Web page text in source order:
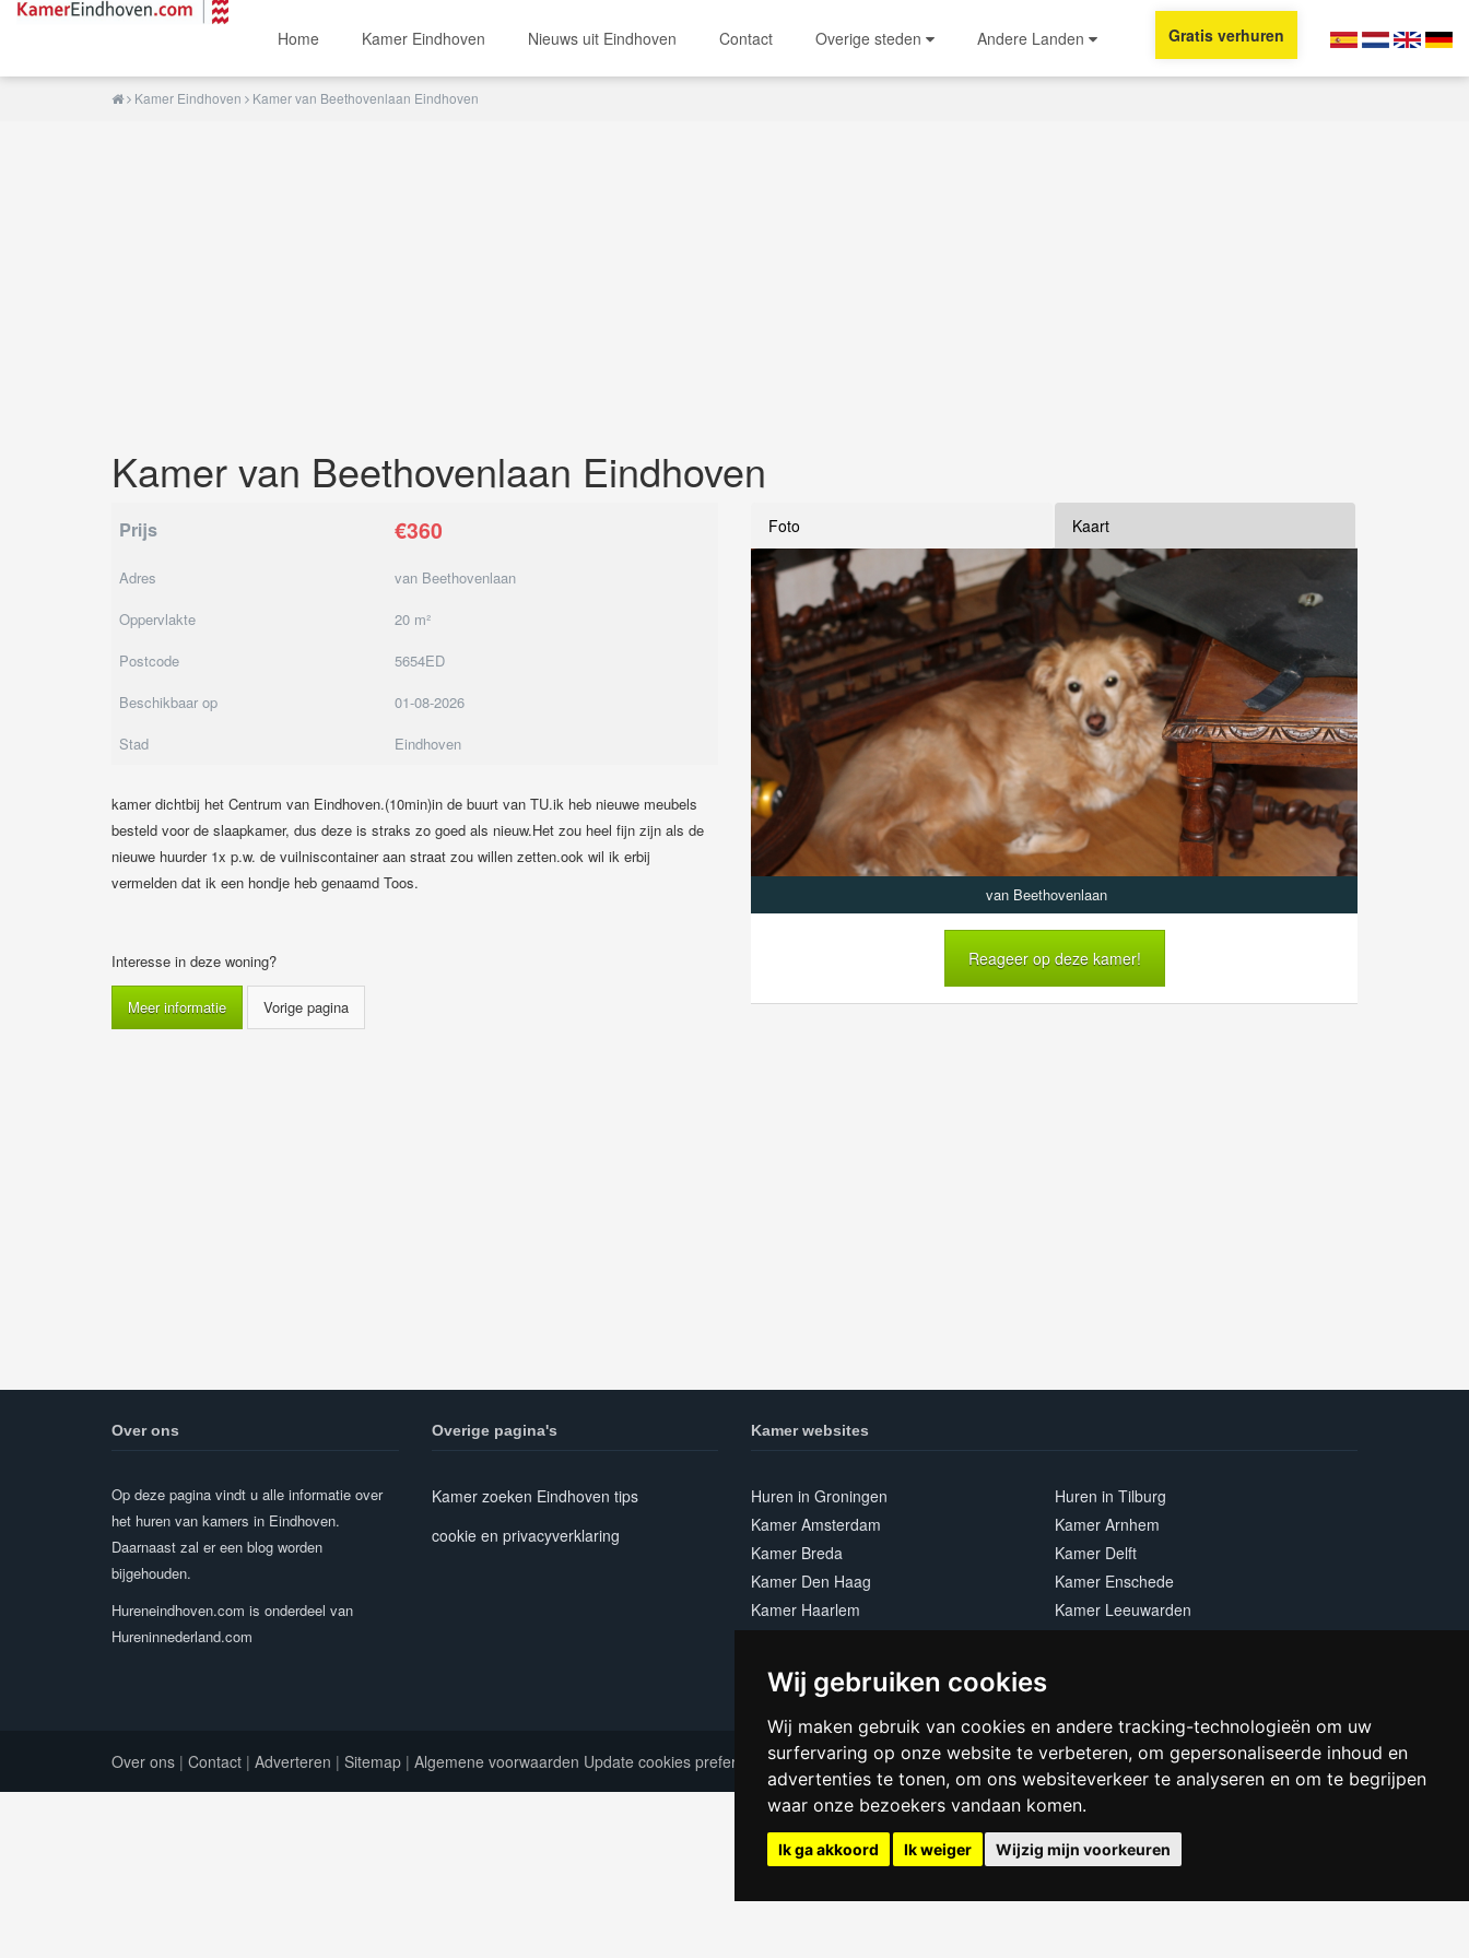
Wij gebruiken cookies
Wij maken gebruik van cookies en andere tracking-technologieën om uw
surfervaring op onze website te verbeteren, om gepersonaliseerde inhoud en
advertenties te tonen, om ons websiteverkeer te analyseren en om te begrijpen
waar onze bezoekers vandaan komen.
Ik ga akkoord Ik weiger Wijzig mijn voorkeuren
Home Kamer Eindhoven Nieuws uit Eindhoven Contact Overige steden Andere Landen Gratis verhuren
Kamer Eindhoven Kamer van Beethovenlaan Eindhoven
Kamer van Beethovenlaan Eindhoven
Foto Kaart
van Beethovenlaan
Reageer op deze kamer!
Prijs €360
Adres
van Beethovenlaan
Oppervlakte
20 m²
Postcode
5654ED
Beschikbaar op
01-08-2026
Stad
Eindhoven
kamer dichtbij het Centrum van Eindhoven.(10min)in de buurt van TU.ik heb nieuwe meubels
besteld voor de slaapkamer, dus deze is straks zo goed als nieuw.Het zou heel fijn zijn als de
nieuwe huurder 1x p.w. de vuilniscontainer aan straat zou willen zetten.ook wil ik erbij
vermelden dat ik een hondje heb genaamd Toos.
Interesse in deze woning?
Meer informatie
Over ons
Op deze pagina vindt u alle informatie over
het huren van kamers in Eindhoven.
Daarnaast zal er een blog worden
bijgehouden.
Hureneindhoven.com is onderdeel van
Hureninnederland.com
Overige pagina's
Kamer zoeken Eindhoven tips
cookie en privacyverklaring
Kamer websites
Huren in Groningen
Huren in Tilburg
Kamer Amsterdam
Kamer Arnhem
Kamer Breda
Kamer Delft
Kamer Den Haag
Kamer Enschede
Kamer Haarlem
Kamer Leeuwarden
Kamer Nijmegen
Kamer Utrecht
Over ons | Contact | Adverteren | Sitemap | Algemene voorwaarden Update cookies preferences